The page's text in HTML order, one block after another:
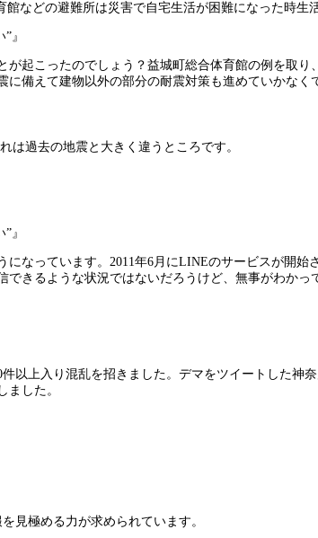
などの避難所は災害で自宅生活が困難になった時生
』
起こったのでしょう？益城町総合体育館の例を取り
備えて建物以外の部分の耐震対策も進めていかなく
過去の地震と大きく違うところです。
』
なっています。2011年6月にLINEのサービスが開始
きるような状況ではないだろうけど、無事がわかっ
以上入り混乱を招きました。デマをツイートした神
した。
見極める力が求められています。